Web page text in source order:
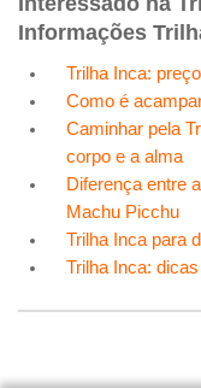
Informações
Trilha Inca:
Como é
Caminhar pela
corpo e a alma
Diferença entre
Machu Picchu
Trilha Inca para
Trilha Inca: